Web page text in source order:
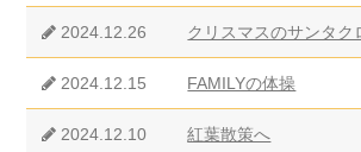
2024.12.26 クリスマスのサンタク
2024.12.15 FAMILYの体操
2024.12.10 紅葉散策へ